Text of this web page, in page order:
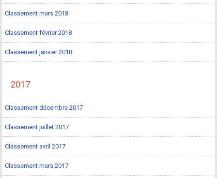
Classement mars 2018
Classement février 2018
Classement janvier 2018
2017
Classement décembre 2017
Classement juillet 2017
Classement avril 2017
Classement mars 2017